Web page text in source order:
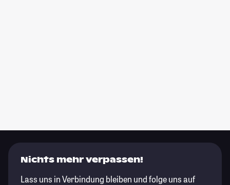
Nichts mehr verpassen!
Lass uns in Verbindung bleiben und folge uns auf